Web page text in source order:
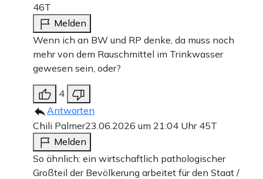
46T
Melden
Wenn ich an BW und RP denke, da muss noch
mehr von dem Rauschmittel im Trinkwasser
gewesen sein, oder?
4
Antworten
Chili Palmer23.06.2026 um 21:04 Uhr 45T
Melden
So ähnlich: ein wirtschaftlich pathologischer
Großteil der Bevölkerung arbeitet für den Staat /